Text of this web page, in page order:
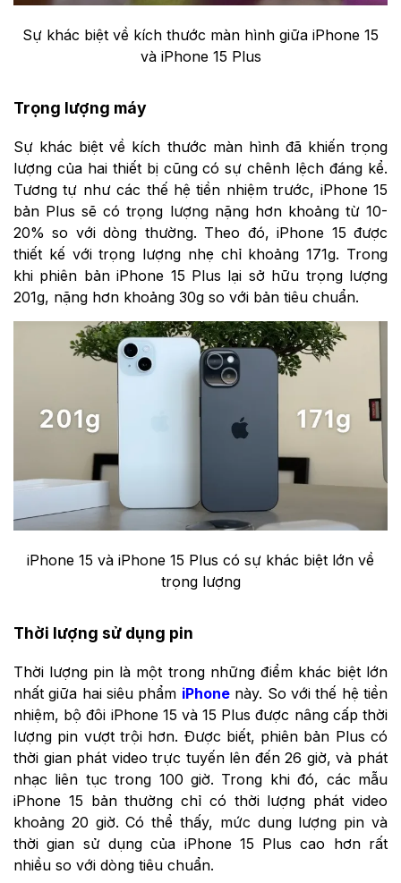
Sự khác biệt về kích thước màn hình giữa iPhone 15
và iPhone 15 Plus
Trọng lượng máy
Sự khác biệt về kích thước màn hình đã khiến trọng
lượng của hai thiết bị cũng có sự chênh lệch đáng kể.
Tương tự như các thế hệ tiền nhiệm trước, iPhone 15
bản Plus sẽ có trọng lượng nặng hơn khoảng từ 10-
20% so với dòng thường. Theo đó, iPhone 15 được
thiết kế với trọng lượng nhẹ chỉ khoảng 171g. Trong
khi phiên bản iPhone 15 Plus lại sở hữu trọng lượng
201g, nặng hơn khoảng 30g so với bản tiêu chuẩn.
iPhone 15 và iPhone 15 Plus có sự khác biệt lớn về
trọng lượng
Thời lượng sử dụng pin
Thời lượng pin là một trong những điểm khác biệt lớn
nhất giữa hai siêu phẩm iPhonenày. So với thế hệ tiền
nhiệm, bộ đôi iPhone 15 và 15 Plus được nâng cấp thời
lượng pin vượt trội hơn. Được biết, phiên bản Plus có
thời gian phát video trực tuyến lên đến 26 giờ, và phát
nhạc liên tục trong 100 giờ. Trong khi đó, các mẫu
iPhone 15 bản thường chỉ có thời lượng phát video
khoảng 20 giờ. Có thể thấy, mức dung lượng pin và
thời gian sử dụng của iPhone 15 Plus cao hơn rất
nhiều so với dòng tiêu chuẩn.